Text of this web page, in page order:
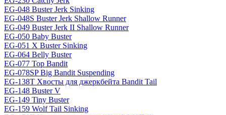
EG-048 Buster Jerk Sinking
EG-048S Buster Jerk Shallow Runner
EG-049 Buster Jerk II Shallow Runner
EG-050 Baby Buster
EG-051 X Buster Sinking
EG-064 Belly Buster
EG-077 Top Bandit
EG-078SP Big Bandit Suspending
EG-138T Хвосты для джеркбейта Bandit Tail
EG-148 Buster V
EG-149 Tiny Buster
EG-159 Wolf Tail Sinking